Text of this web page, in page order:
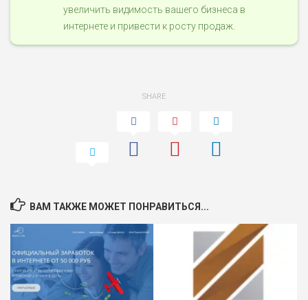
увеличить видимость вашего бизнеса в
интернете и привести к росту продаж.
SHARE
ВАМ ТАКЖЕ МОЖЕТ ПОНРАВИТЬСЯ...